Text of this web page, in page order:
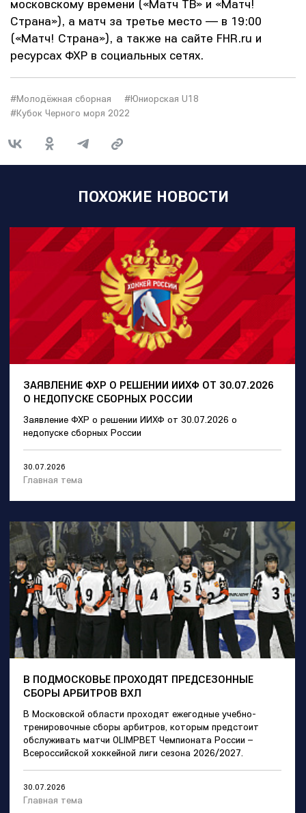
московскому времени («Матч ТВ» и «Матч!
Страна»), а матч за третье место — в 19:00
(«Матч! Страна»), а также на сайте FHR.ru и
ресурсах ФХР в социальных сетях.
#Молодёжная сборная
#Юниорская U18
#Кубок Черного моря 2022
ПОХОЖИЕ НОВОСТИ
ЗАЯВЛЕНИЕ ФХР О РЕШЕНИИ ИИХФ ОТ 30.07.2026
О НЕДОПУСКЕ СБОРНЫХ РОССИИ
Заявление ФХР о решении ИИХФ от 30.07.2026 о
недопуске сборных России
30.07.2026
Главная тема
В ПОДМОСКОВЬЕ ПРОХОДЯТ ПРЕДСЕЗОННЫЕ
СБОРЫ АРБИТРОВ ВХЛ
В Московской области проходят ежегодные учебно-
тренировочные сборы арбитров, которым предстоит
обслуживать матчи OLIMPBET Чемпионата России –
Всероссийской хоккейной лиги сезона 2026/2027.
30.07.2026
Главная тема